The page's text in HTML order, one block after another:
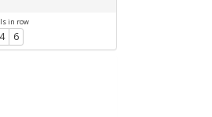
in row
4 6